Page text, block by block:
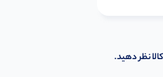
نظر دهید.